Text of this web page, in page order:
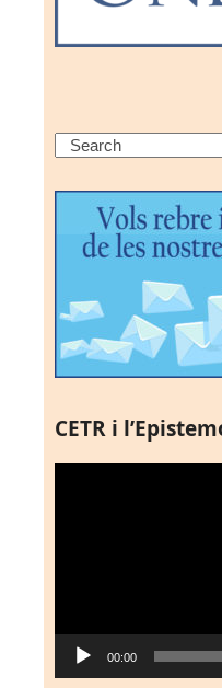
Search
CETR i
00:00